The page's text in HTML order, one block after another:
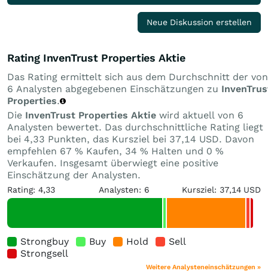
Neue Diskussion erstellen
Rating InvenTrust Properties Aktie
Das Rating ermittelt sich aus dem Durchschnitt der von
6 Analysten abgegebenen Einschätzungen zu
Properties.
Die InvenTrust Properties Aktie wird aktuell von 6
Analysten bewertet. Das durchschnittliche Rating liegt
bei 4,33 Punkten, das Kursziel bei 37,14 USD. Davon
empfehlen 67 % Kaufen, 34 % Halten und 0 %
Verkaufen. Insgesamt überwiegt eine positive
Einschätzung der Analysten.
Rating: 4,33 Analysten: 6 Kursziel: 37,14 USD
Strongbuy Buy Hold
Sell
Strongsell
Weitere Analysteneinschätzungen »